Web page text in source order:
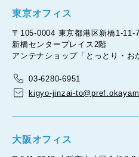
東京オフィス
〒105-0004 東京都港区新橋1-11-7
新橋センタープレイス2階
アンテナショップ「とっとり・お
03-6280-6951
kigyo-jinzai-
大阪オフィス